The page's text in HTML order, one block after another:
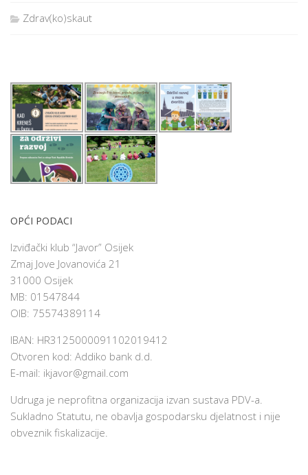
Zdrav(ko)skaut
OPĆI PODACI
Izviđački klub “Javor” Osijek
Zmaj Jove Jovanovića 21
31000 Osijek
MB: 01547844
OIB: 75574389114
IBAN: HR3125000091102019412
Otvoren kod: Addiko bank d.d.
E-mail: ikjavor@gmail.com
Udruga je neprofitna organizacija izvan sustava PDV-a.
Sukladno Statutu, ne obavlja gospodarsku djelatnost i nije
obveznik fiskalizacije.